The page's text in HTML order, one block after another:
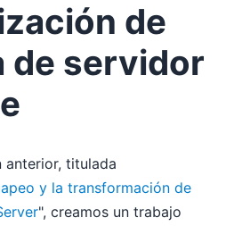
de
de servidor
anterior, titulada
y la transformación de
", creamos un trabajo